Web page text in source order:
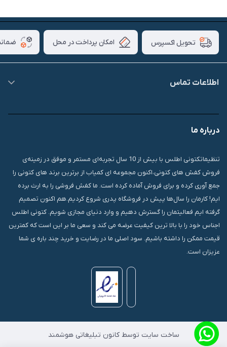
تحویل اکسپرس امکان پرداخت در محل
اطلاعات تماس
درباره ما
تنظیماتکتونی اطلس با بیش از 10 سال تجربه‌ای مستمر و موفق در زمینه‌ی
فروش کفش های کتونی،اکنون مجموعه ای کمیاب از برترین برند های کتونی را
جمع آوری کرده و برای فروش آماده کرده است. ما کفش فروشی را به ارث برده
ایم! کارمان را سال‌ها پیش در فروشگاه پدری شروع کردیم.هم اکنون تصمیم
گرفته ایم فعالیتمان را گسترش دهیم و وارد دنیای مجازی شویم. کتونی اطلس
اجناس خود را با بالا ترین کیفیت عرضه می کند و سعی ما بر این است که کمترین
قیمت ممکن را داشته باشیم. سود اصلی ما در رضایت و خرید چند باره ی شما
عزیزان است.
ساخت سایت توسط کانون تبلیغاتی هوشمند